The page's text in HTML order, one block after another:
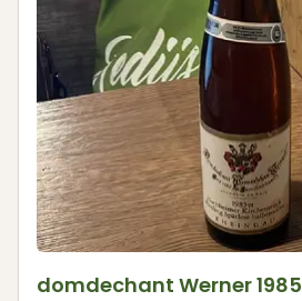
domdechant Werner 1985